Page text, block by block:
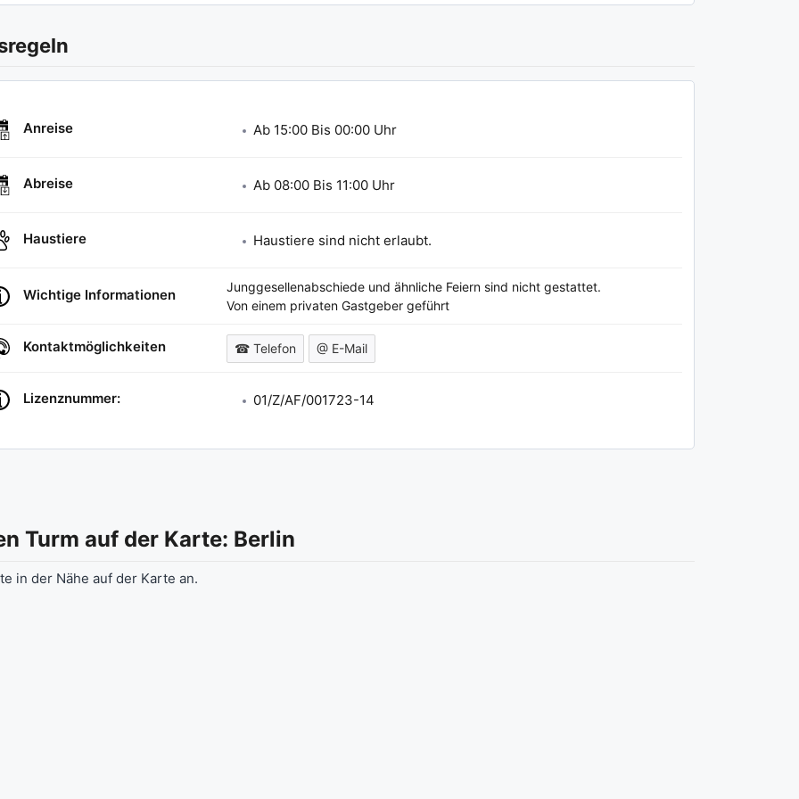
Anreise Ab 15:00Bis 00:00Uhr
Abreise Ab 08:00Bis 11:00Uhr
Haustiere Haustiere sind nicht erlaubt.
Wichtige Informationen
Junggesellenabschiede und ähnliche Feiern sind nicht gestattet.
Von einem privaten Gastgeber geführt
Kontaktmöglichkeiten ☎ Telefon @ E-Mail
Lizenznummer: 01/Z/AF/001723-14
Turm auf der Karte: Berlin
in der Nähe auf der Karte an.